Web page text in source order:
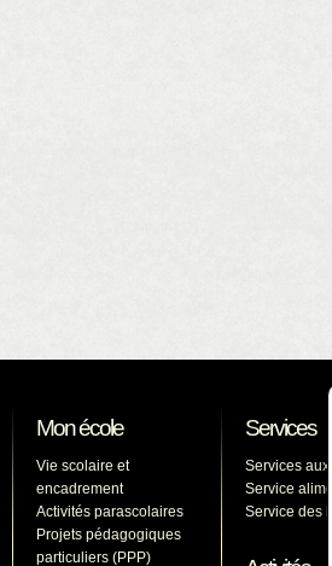
Mon école
Vie scolaire et
encadrement
Activités parascolaires
Projets pédagogiques
particuliers (PPP)
Services
Services
Service
Service des